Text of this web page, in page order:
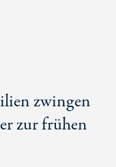
zwingen
zur frühen